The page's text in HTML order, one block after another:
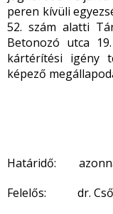
peren kívüli
52. szám alatti
Betonozó utca
kártérítési igény
képező
Határidő:
Felelős: dr.